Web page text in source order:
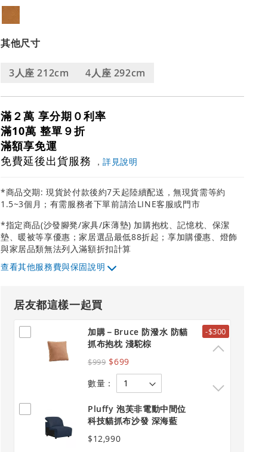
其他尺寸
3人座 212cm 4人座 292cm
滿２萬 享分期０利率
滿10萬 整單９折
滿額享免運
免費延後出貨服務 ，詳見說明
*商品交期: 現貨於付款後約7天起陸續配送，無現貨需等約
1.5~3個月；有需服務者下單前請洽LINE客服或門市
*指定商品(沙發腳凳/家具/床薄墊) 加購抱枕、記憶枕、保潔
墊、暖被等享優惠；家居選品最低88折起；享加購優惠、燈飾
與家居品類無法列入滿額折扣計算
其他服務費與保固說明
居友都這樣一起買
加購－Bruce 防潑水 防貓
抓布抱枕 淺駝棕
$999 $699
數量：
-$300
Pluffy 泡芙非電動中間位
科技貓抓布沙發 深海藍
$12,990